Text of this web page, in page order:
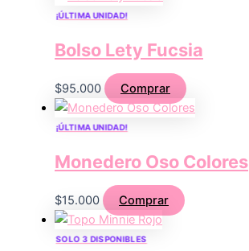
¡ÚLTIMA UNIDAD!
Bolso Lety Fucsia
$95.000 Comprar
¡ÚLTIMA UNIDAD!
Monedero Oso Colores
$15.000 Comprar
SOLO 3 DISPONIBLES